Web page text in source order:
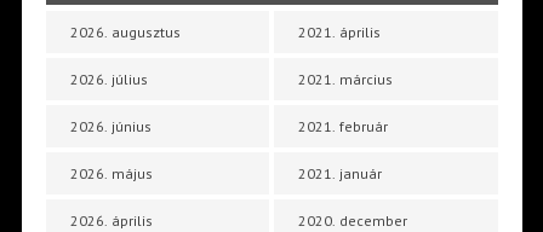
2026. augusztus
2026. július
2026. június
2026. május
2026. április
2021. április
2021. március
2021. február
2021. január
2020. december